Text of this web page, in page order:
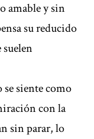
amable y sin
su reducido
siente como
con la
sin parar, lo